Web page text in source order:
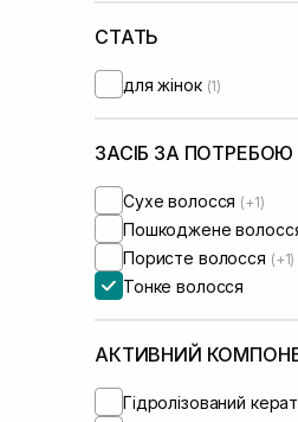
СТАТЬ
для жінок (1)
ЗАСІБ ЗА ПОТРЕБОЮ
Сухе волосся (+1)
Пошкоджене
Пористе волосся (+1)
Тонке волосся
АКТИВНИЙ
Гідролізований